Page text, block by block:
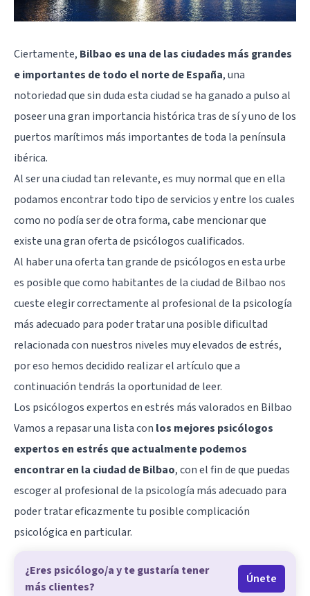
Ciertamente, Bilbao es una de las ciudades más grandes
e importantes de todo el norte de España, una
notoriedad que sin duda esta ciudad se ha ganado a pulso al
poseer una gran importancia histórica tras de sí y uno de los
puertos marítimos más importantes de toda la península
ibérica.
Al ser una ciudad tan relevante, es muy normal que en ella
podamos encontrar todo tipo de servicios y entre los cuales
como no podía ser de otra forma, cabe mencionar que
existe una gran oferta de psicólogos cualificados.
Al haber una oferta tan grande de psicólogos en esta urbe
es posible que como habitantes de la ciudad de Bilbao nos
cueste elegir correctamente al profesional de la psicología
más adecuado para poder tratar una posible dificultad
relacionada con nuestros niveles muy elevados de estrés,
por eso hemos decidido realizar el artículo que a
continuación tendrás la oportunidad de leer.
Los psicólogos expertos en estrés más valorados en Bilbao
Vamos a repasar una lista con los mejores psicólogos
expertos en estrés que actualmente podemos
encontrar en la ciudad de Bilbao, con el fin de que puedas
escoger al profesional de la psicología más adecuado para
poder tratar eficazmente tu posible complicación
psicológica en particular.
¿Eres psicólogo/a y te gustaría tener
más clientes?
Únete